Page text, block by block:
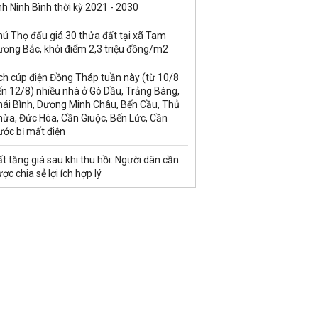
Ninh Bình thời kỳ 2021 - 2030
Thọ đấu giá 30 thửa đất tại xã Tam
Bắc, khởi điểm 2,3 triệu đồng/m2
cúp điện Đồng Tháp tuần này (từ 10/8
12/8) nhiều nhà ở Gò Dầu, Trảng Bàng,
Bình, Dương Minh Châu, Bến Cầu, Thủ
Đức Hòa, Cần Giuộc, Bến Lức, Cần
bị mất điện
tăng giá sau khi thu hồi: Người dân cần
chia sẻ lợi ích hợp lý